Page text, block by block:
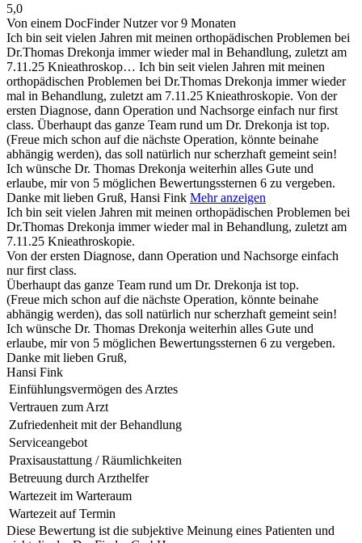
5,0
Von einem DocFinder Nutzervor 9 Monaten
Ich bin seit vielen Jahren mit meinen orthopädischen Problemen bei
Dr.Thomas Drekonja immer wieder mal in Behandlung, zuletzt am
7.11.25 Knieathroskop… Ich bin seit vielen Jahren mit meinen
orthopädischen Problemen bei Dr.Thomas Drekonja immer wieder
mal in Behandlung, zuletzt am 7.11.25 Knieathroskopie. Von der
ersten Diagnose, dann Operation und Nachsorge einfach nur first
class. Überhaupt das ganze Team rund um Dr. Drekonja ist top.
(Freue mich schon auf die nächste Operation, könnte beinahe
abhängig werden), das soll natürlich nur scherzhaft gemeint sein!
Ich wünsche Dr. Thomas Drekonja weiterhin alles Gute und
erlaube, mir von 5 möglichen Bewertungssternen 6 zu vergeben.
Danke mit lieben Gruß, Hansi Fink Mehr anzeigen
Ich bin seit vielen Jahren mit meinen orthopädischen Problemen bei
Dr.Thomas Drekonja immer wieder mal in Behandlung, zuletzt am
7.11.25 Knieathroskopie.
Von der ersten Diagnose, dann Operation und Nachsorge einfach
nur first class.
Überhaupt das ganze Team rund um Dr. Drekonja ist top.
(Freue mich schon auf die nächste Operation, könnte beinahe
abhängig werden), das soll natürlich nur scherzhaft gemeint sein!
Ich wünsche Dr. Thomas Drekonja weiterhin alles Gute und
erlaube, mir von 5 möglichen Bewertungssternen 6 zu vergeben.
Danke mit lieben Gruß,
Hansi Fink
Einfühlungsvermögen des Arztes
Vertrauen zum Arzt
Zufriedenheit mit der Behandlung
Serviceangebot
Praxisaustattung / Räumlichkeiten
Betreuung durch Arzthelfer
Wartezeit im Warteraum
Wartezeit auf Termin
Diese Bewertung ist die subjektive Meinung eines Patienten und